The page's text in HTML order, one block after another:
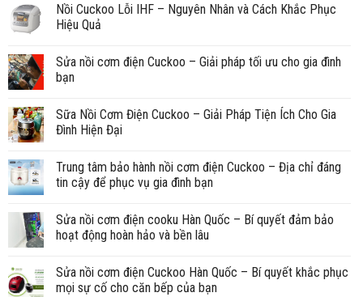
Nồi Cuckoo Lỗi IHF – Nguyên Nhân và Cách Khắc Phục
Hiệu Quả
Sửa nồi cơm điện Cuckoo – Giải pháp tối ưu cho gia đình
bạn
Sữa Nồi Cơm Điện Cuckoo – Giải Pháp Tiện Ích Cho Gia
Đình Hiện Đại
Trung tâm bảo hành nồi cơm điện Cuckoo – Địa chỉ đáng
tin cậy để phục vụ gia đình bạn
Sửa nồi cơm điện cooku Hàn Quốc – Bí quyết đảm bảo
hoạt động hoàn hảo và bền lâu
Sửa nồi cơm điện Cuckoo Hàn Quốc – Bí quyết khắc phục
mọi sự cố cho căn bếp của bạn